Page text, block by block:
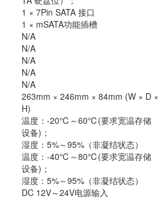
1 × 7Pin SATA 接口
1 × mSATA功能插槽
N/A
N/A
N/A
N/A
N/A
263mm × 246mm × 84mm (W × D ×
H)
温度：-20℃～60℃(要求宽温存储
设备)；
湿度：5%～95%（非凝结状态）
温度：-40℃～80℃(要求宽温存储
设备)；
湿度：5%～95%（非凝结状态）
DC 12V～24V电源输入